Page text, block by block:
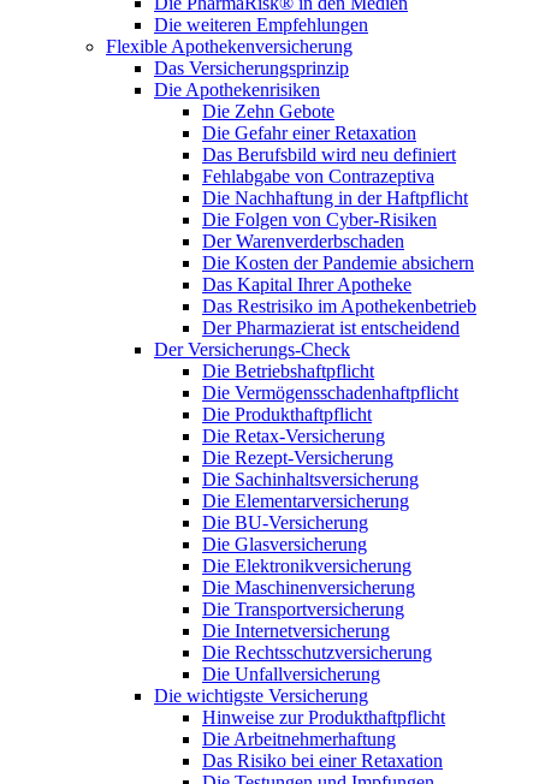
Die weiteren Empfehlungen
Flexible Apothekenversicherung
Das Versicherungsprinzip
Die Apothekenrisiken
Die Zehn Gebote
Die Gefahr einer Retaxation
Das Berufsbild wird neu definiert
Fehlabgabe von Contrazeptiva
Die Nachhaftung in der Haftpflicht
Die Folgen von Cyber-Risiken
Der Warenverderbschaden
Die Kosten der Pandemie absichern
Das Kapital Ihrer Apotheke
Das Restrisiko im Apothekenbetrieb
Der Pharmazierat ist entscheidend
Der Versicherungs-Check
Die Betriebshaftpflicht
Die Vermögensschadenhaftpflicht
Die Produkthaftpflicht
Die Retax-Versicherung
Die Rezept-Versicherung
Die Sachinhaltsversicherung
Die Elementarversicherung
Die BU-Versicherung
Die Glasversicherung
Die Elektronikversicherung
Die Maschinenversicherung
Die Transportversicherung
Die Internetversicherung
Die Rechtsschutzversicherung
Die Unfallversicherung
Die wichtigste Versicherung
Hinweise zur Produkthaftpflicht
Die Arbeitnehmerhaftung
Das Risiko bei einer Retaxation